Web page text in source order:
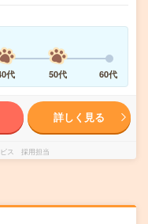
代 50代 60代
詳しく見る
ビス 採用担当